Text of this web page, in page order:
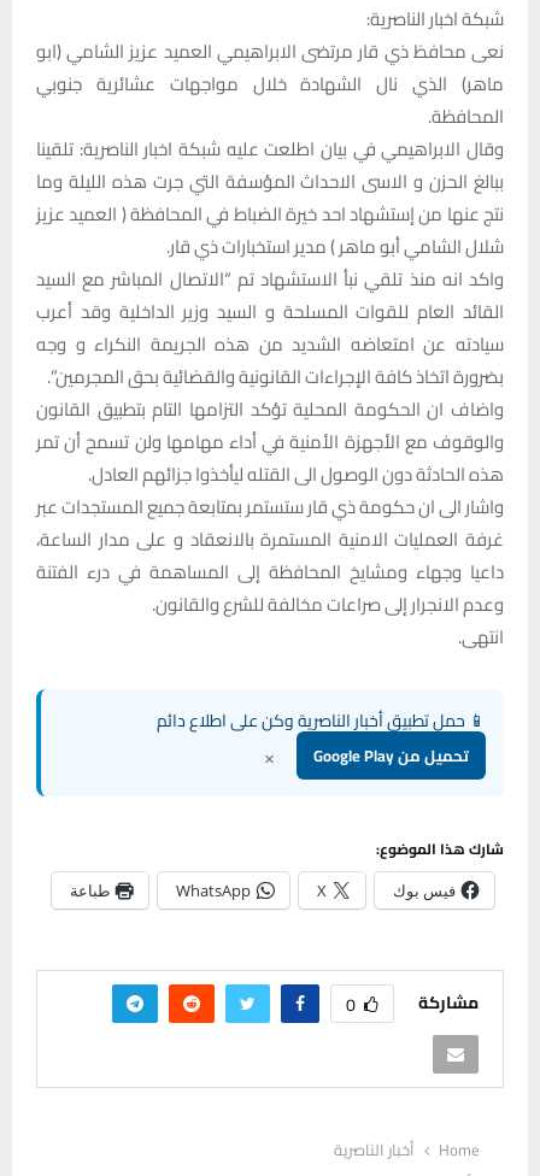
شبكة اخبار الناصرية:
نعى محافظ ذي قار مرتضى الابراهيمي العميد عزيز الشامي (ابو
ماهر) الذي نال الشهادة خلال مواجهات عشائرية جنوبي
المحافظة.
وقال الابراهيمي في بيان اطلعت عليه شبكة اخبار الناصرية: تلقينا
ببالغ الحزن و الاسى الاحداث المؤسفة التي جرت هذه الليلة وما
نتج عنها من إستشهاد ‏احد خيرة الضباط في المحافظة ( ‏العميد عزيز
شلال الشامي أبو ماهر ) مدير استخبارات ذي قار.
واكد انه منذ تلقي نبأ الاستشهاد تم “الاتصال المباشر مع السيد
القائد العام للقوات المسلحة و السيد وزير الداخلية ‏وقد أعرب
سيادته عن امتعاضه الشديد من هذه الجريمة النكراء و وجه
بضرورة اتخاذ كافة الإجراءات القانونية والقضائية بحق المجرمين”.
واضاف ان الحكومة المحلية تؤكد التزامها التام بتطبيق القانون
والوقوف مع الأجهزة الأمنية في أداء مهامها ولن تسمح أن تمر
هذه الحادثة دون الوصول الى القتله ليأخذوا جزائهم العادل.
واشار الى ان حكومة ذي قار ستستمر بمتابعة جميع المستجدات عبر
غرفة العمليات الامنية المستمرة بالانعقاد و على مدار الساعة،
داعيا وجهاء ومشايخ المحافظة إلى المساهمة في درء الفتنة
وعدم الانجرار إلى صراعات مخالفة للشرع والقانون.
انتهى.
📱 حمل تطبيق أخبار الناصرية وكن على اطلاع دائم
تحميل من Google Play ×
شارك هذا الموضوع:
فيس بوك X
WhatsApp طباعة
مشاركة 0
Home
أخبار الناصرية